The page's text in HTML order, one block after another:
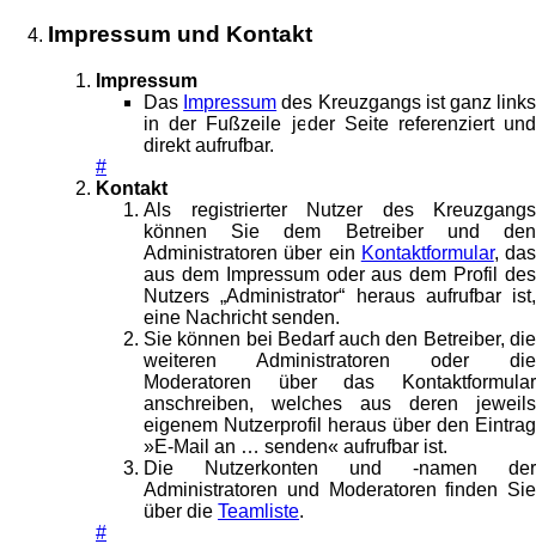
Impressum und Kontakt
Impressum
Das Impressum des Kreuzgangs ist ganz links
in der Fußzeile jeder Seite referenziert und
direkt aufrufbar.
#
Kontakt
Als registrierter Nutzer des Kreuzgangs
können Sie dem Betreiber und den
Administratoren über ein Kontaktformular, das
aus dem Impressum oder aus dem Profil des
Nutzers „Administrator“ heraus aufrufbar ist,
eine Nachricht senden.
Sie können bei Bedarf auch den Betreiber, die
weiteren Administratoren oder die
Moderatoren über das Kontaktformular
anschreiben, welches aus deren jeweils
eigenem Nutzerprofil heraus über den Eintrag
»E-Mail an … senden« aufrufbar ist.
Die Nutzerkonten und -namen der
Administratoren und Moderatoren finden Sie
über die Teamliste.
#